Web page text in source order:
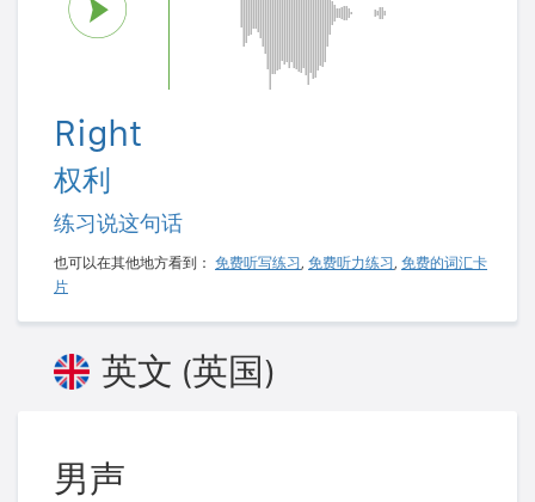
Right
权利
练习说这句话
也可以在其他地方看到： 免费听写练习 , 免费听力练习 , 免费的词汇卡
片
英文 (英国)
男声